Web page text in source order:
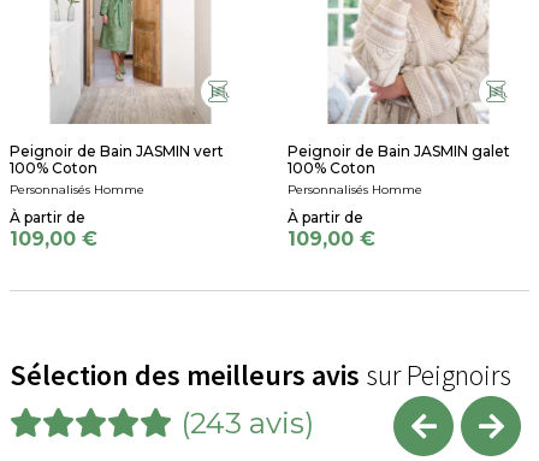
Peignoir de Bain JASMIN vert
100% Coton
Personnalisés Homme
109,00 €
Peignoir de Bain JASMIN galet
100% Coton
Personnalisés Homme
109,00 €
Sélection des meilleurs avis sur Peignoirs
(243 avis)